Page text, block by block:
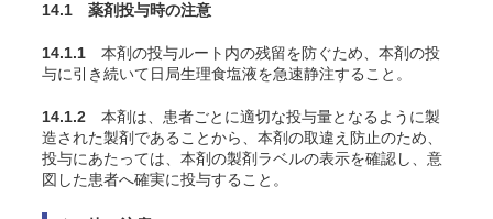
14.1 薬剤投与時の注意
14.1.1 本剤の投与ルート内の残留を防ぐため、本剤の投
与に引き続いて日局生理食塩液を急速静注すること。
14.1.2 本剤は、患者ごとに適切な投与量となるように製
造された製剤であることから、本剤の取違え防止のため、
投与にあたっては、本剤の製剤ラベルの表示を確認し、意
図した患者へ確実に投与すること。